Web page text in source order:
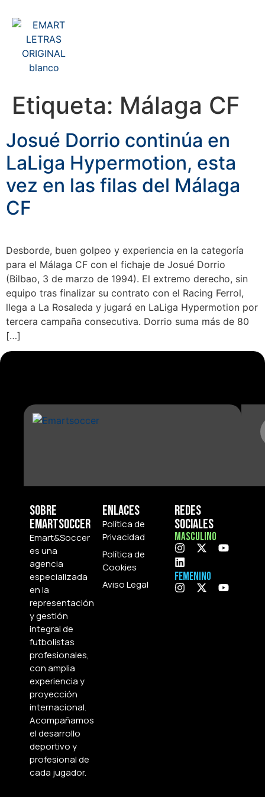
Etiqueta: Málaga CF
Josué Dorrio continúa en
LaLiga Hypermotion, esta
vez en las filas del Málaga
CF
Desborde, buen golpeo y experiencia en la categoría
para el Málaga CF con el fichaje de Josué Dorrio
(Bilbao, 3 de marzo de 1994). El extremo derecho, sin
equipo tras finalizar su contrato con el Racing Ferrol,
llega a La Rosaleda y jugará en LaLiga Hypermotion por
tercera campaña consecutiva. Dorrio suma más de 80
[…]
Sobre
Emartsoccer
Emart&Soccer
es una
agencia
especializada
en la
representación
y gestión
integral de
futbolistas
profesionales,
con amplia
experiencia y
proyección
internacional.
Acompañamos
el desarrollo
deportivo y
profesional de
cada jugador.
Enlaces
Política de
Privacidad
Política de
Cookies
Aviso Legal
Redes
Sociales
Masculino
Femenino